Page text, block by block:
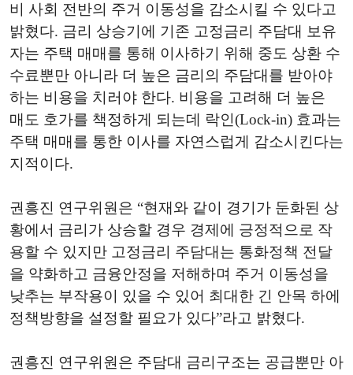
비 사회 전반의 주거 이동성을 감소시킬 수 있다고
밝혔다. 금리 상승기에 기존 고정금리 주담대 보유
자는 주택 매매를 통해 이사하기 위해 중도 상환 수
수료뿐만 아니라 더 높은 금리의 주담대를 받아야
하는 비용을 치러야 한다. 비용을 고려해 더 높은
매도 호가를 책정하게 되는데 락인(Lock-in) 효과는
주택 매매를 통한 이사를 자연스럽게 감소시킨다는
지적이다.
권흥진 연구위원은 “현재와 같이 경기가 둔화된 상
황에서 금리가 상승할 경우 경제에 긍정적으로 작
용할 수 있지만 고정금리 주담대는 통화정책 전달
을 약화하고 금융안정을 저해하며 주거 이동성을
낮추는 부작용이 있을 수 있어 최대한 긴 안목 하에
정책방향을 설정할 필요가 있다”라고 밝혔다.
권흥진 연구위원은 주담대 금리구조는 공급뿐만 아